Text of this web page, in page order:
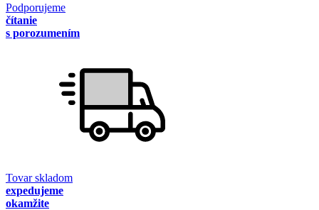
Podporujeme
čítanie
s porozumením
Tovar skladom
expedujeme
okamžite